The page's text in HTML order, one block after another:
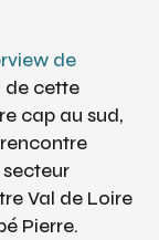
de
de cette
cap au sud,
Val de Loire
Pierre.